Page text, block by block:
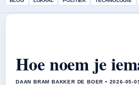
Hoe noem je
DAAN BRAM BAKKER DE BOER • 2026-05-